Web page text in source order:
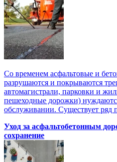
Со временем асфальтовые и
разрушаются и покрываются
автомагистрали, парковки и
пешеходные дорожки)
обслуживании. Существует ряд
Уход за асфальтобетонным
сохранение